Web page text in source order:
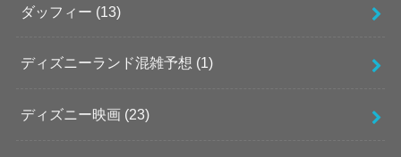
ダッフィー (13)
ディズニーランド混雑予想 (1)
ディズニー映画 (23)